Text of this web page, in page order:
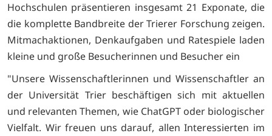
Hochschulen präsentieren insgesamt 21 Exponate, die
die komplette Bandbreite der Trierer Forschung zeigen.
Mitmachaktionen, Denkaufgaben und Ratespiele laden
kleine und große Besucherinnen und Besucher ein
"Unsere Wissenschaftlerinnen und Wissenschaftler an
der Universität Trier beschäftigen sich mit aktuellen
und relevanten Themen, wie ChatGPT oder biologischer
Vielfalt. Wir freuen uns darauf, allen Interessierten im